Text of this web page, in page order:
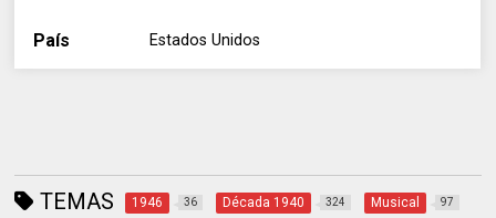
País Estados Unidos
TEMAS 1946 36 Década 1940 324 Musical 97